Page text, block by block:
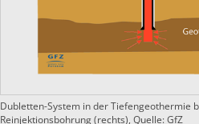
Dubletten-System in der Tiefengeothermie
Reinjektionsbohrung (rechts), Quelle: GfZ